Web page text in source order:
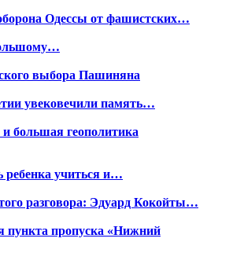
Одессы от фашистских…
выбора Пашиняна
увековечили память…
и большая геополитика
ребенка учиться и…
разговора: Эдуард Кокойты…
пункта пропуска «Нижний